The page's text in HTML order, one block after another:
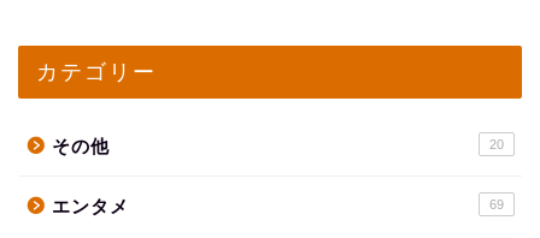
カテゴリー
その他 20
エンタメ 69